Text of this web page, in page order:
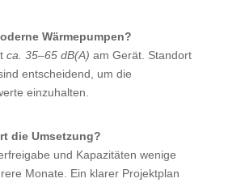
Wärmepumpen?
ca. 35–65 dB(A) am Gerät. Standort
entscheidend, um die
einzuhalten.
die Umsetzung?
und Kapazitäten wenige
Monate. Ein klarer Projektplan